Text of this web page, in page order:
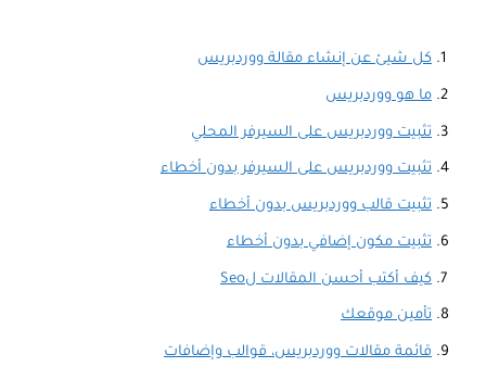
كل شيئ عن إنشاء مقالة ووردبريس
ما هو ووردبريس
تثبيت ووردبريس على السيرفر المحلي
تثبيت ووردبريس على السيرفر بدون أخطاء
تثبيت قالب ووردبريس بدون أخطاء
تثبيت مكون إضافي بدون أخطاء
كيف أكتب أحسن المقالات لSeo
تأمين موقعك
قائمة مقالات ووردبريس، قوالب وإضافات